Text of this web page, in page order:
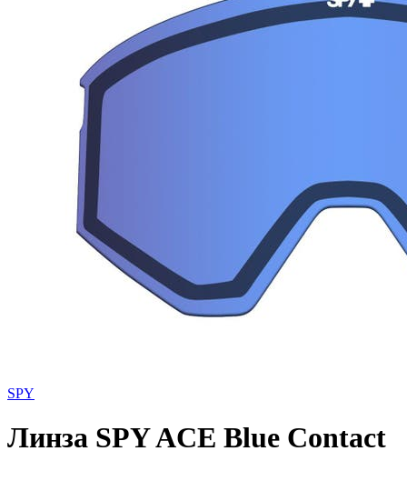
SPY
Линза SPY ACE Blue Contact